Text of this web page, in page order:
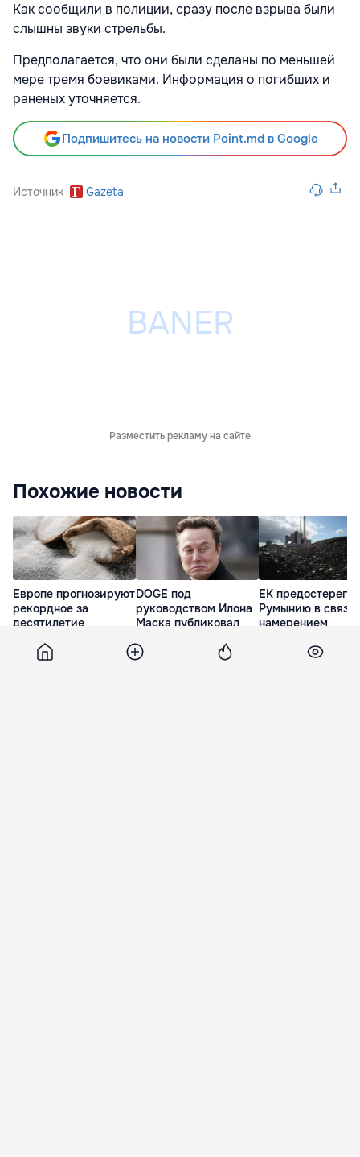
Как сообщили в полиции, сразу после взрыва были
слышны звуки стрельбы.
Предполагается, что они были сделаны по меньшей
мере тремя боевиками. Информация о погибших и
раненых уточняется.
Подпишитесь на новости Point.md в Google
Источник Gazeta
Разместить рекламу на сайте
Похожие новости
Европе прогнозируют
рекордное за
десятилетие
производства сахара
DOGE под
руководством Илона
Маска публиковал
3 часа назад
ЕК предостерегла
Румынию в связи
намерением
угольных ТЭС